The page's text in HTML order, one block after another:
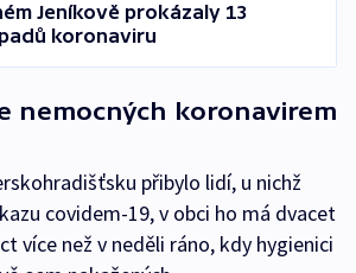
Jeníkově prokázaly 13
koronaviru
nemocných koronavirem
přibylo lidí, u nichž
covidem-19, v obci ho má dvacet
více než v neděli ráno, kdy hygienici